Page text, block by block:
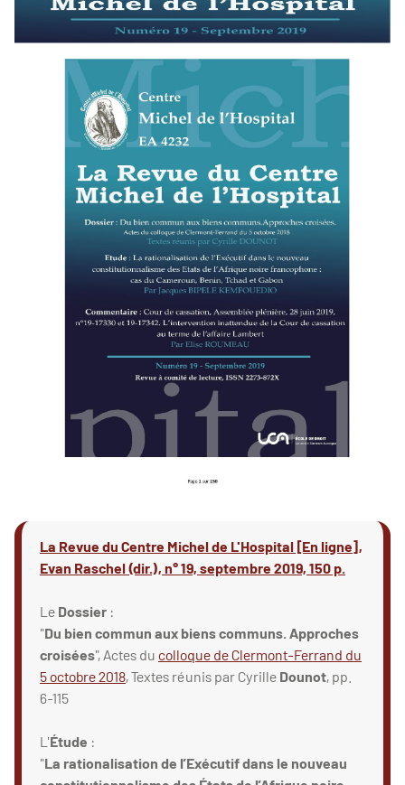
La Revue du Centre Michel de L'Hospital [En ligne],
Evan Raschel (dir.), n° 19, septembre 2019, 150 p.
Le Dossier :
"Du bien commun aux biens communs. Approches
croisées", Actes du colloque de Clermont-Ferrand du
5 octobre 2018, Textes réunis par Cyrille Dounot, pp.
6-115
L'Étude :
"La rationalisation de l’Exécutif dans le nouveau